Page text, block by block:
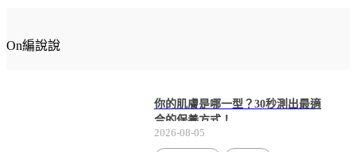
On編說說
你的肌膚是哪一型？30秒測出最適
合的保養方式！
2026-08-05